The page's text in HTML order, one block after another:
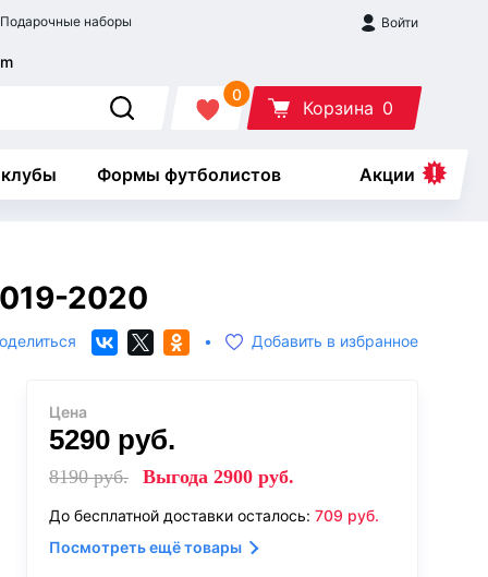
Подарочные наборы Войти
0
Корзина 0
Формы футболистов Акции
2020
• Добавить в избранное
Цена
5290 руб.
8190руб. Выгода 2900 руб.
До бесплатной доставки осталось: 709 руб.
Посмотреть ещё товары